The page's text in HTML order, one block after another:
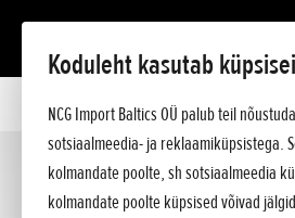
Koduleht kasutab
NCG Import Baltics OÜ palub teil
sotsiaalmeedia- ja reklaamiküpsistega.
kolmandate poolte, sh sotsiaalmeedia
kolmandate poolte küpsised võivad
Rollerid/125cc
ATV
Offroad
Supersport